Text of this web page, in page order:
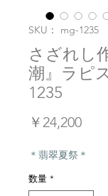
SKU： mg-1235
さざれし
潮』ラピ
1235
￥24,200価
＊翡翠夏祭＊
数量 *